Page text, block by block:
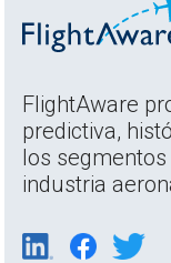
FlightAware
predictiva,
los segmentos
industria